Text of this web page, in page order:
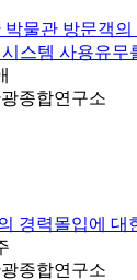
박물관 방문객
스템 사용유무
종합연구소
경력몰입에 대
종합연구소